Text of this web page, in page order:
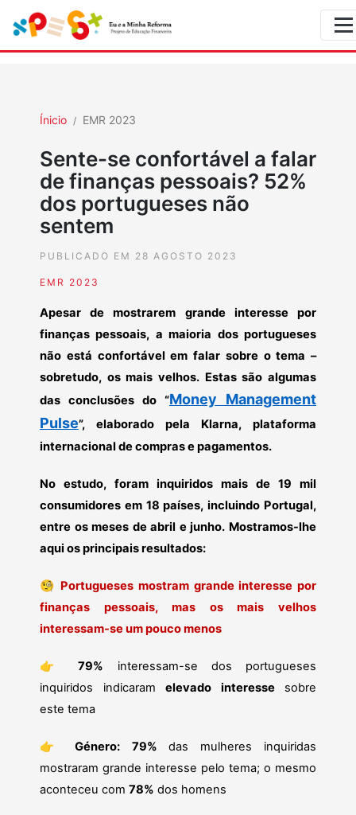
Ínicio EMR 2023
Sente-se confortável a falar
de finanças pessoais? 52%
dos portugueses não
sentem
PUBLICADO EM 28 AGOSTO 2023
EMR 2023
Apesar de mostrarem grande interesse por
finanças pessoais, a maioria dos portugueses
não está confortável em falar sobre o tema –
sobretudo, os mais velhos. Estas são algumas
das conclusões do “Money Management
Pulse”, elaborado pela Klarna, plataforma
internacional de compras e pagamentos.
No estudo, foram inquiridos mais de 19 mil
consumidores em 18 países, incluindo Portugal,
entre os meses de abril e junho. Mostramos-lhe
aqui os principais resultados:
🧐 Portugueses mostram grande interesse por
finanças pessoais, mas os mais velhos
interessam-se um pouco menos
👉 79% interessam-se dos portugueses
inquiridos indicaram elevado interessesobre
este tema
👉 Género: 79% das mulheres inquiridas
mostraram grande interesse pelo tema; o mesmo
aconteceu com 78% dos homens